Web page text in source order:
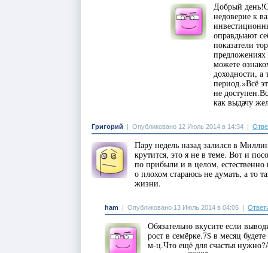
Добрый
недоверие к
оправдыают
показатели
можете
доходности, а
период.»Всё
не
как выдачу
Григорий Опубликовано 12 Июль 2014 в 14:34
Пару недель назад залился в
крутится, это я не в теме. Вот и
по прибыли и в целом,
о плохом стараюсь не думать, а то
жизни.
ham Опубликовано 13 Июль 2014 в 04:05
Обязательно вкусите если
рост в семёрке.7$ в месяц
м-ц.Что ещё для счастья